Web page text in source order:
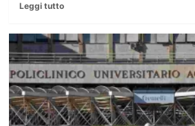
Leggi tutto